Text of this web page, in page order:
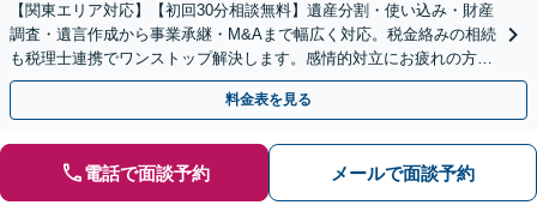
【関東エリア対応】【初回30分相談無料】遺産分割・使い込み・財産
調査・遺言作成から事業承継・M&Aまで幅広く対応。税金絡みの相続
も税理士連携でワンストップ解決します。感情的対立にお疲れの方や
紛争予防をご検討の方も、お気軽にご相談ください。
料金表を見る
電話で面談予約 メールで面談予約